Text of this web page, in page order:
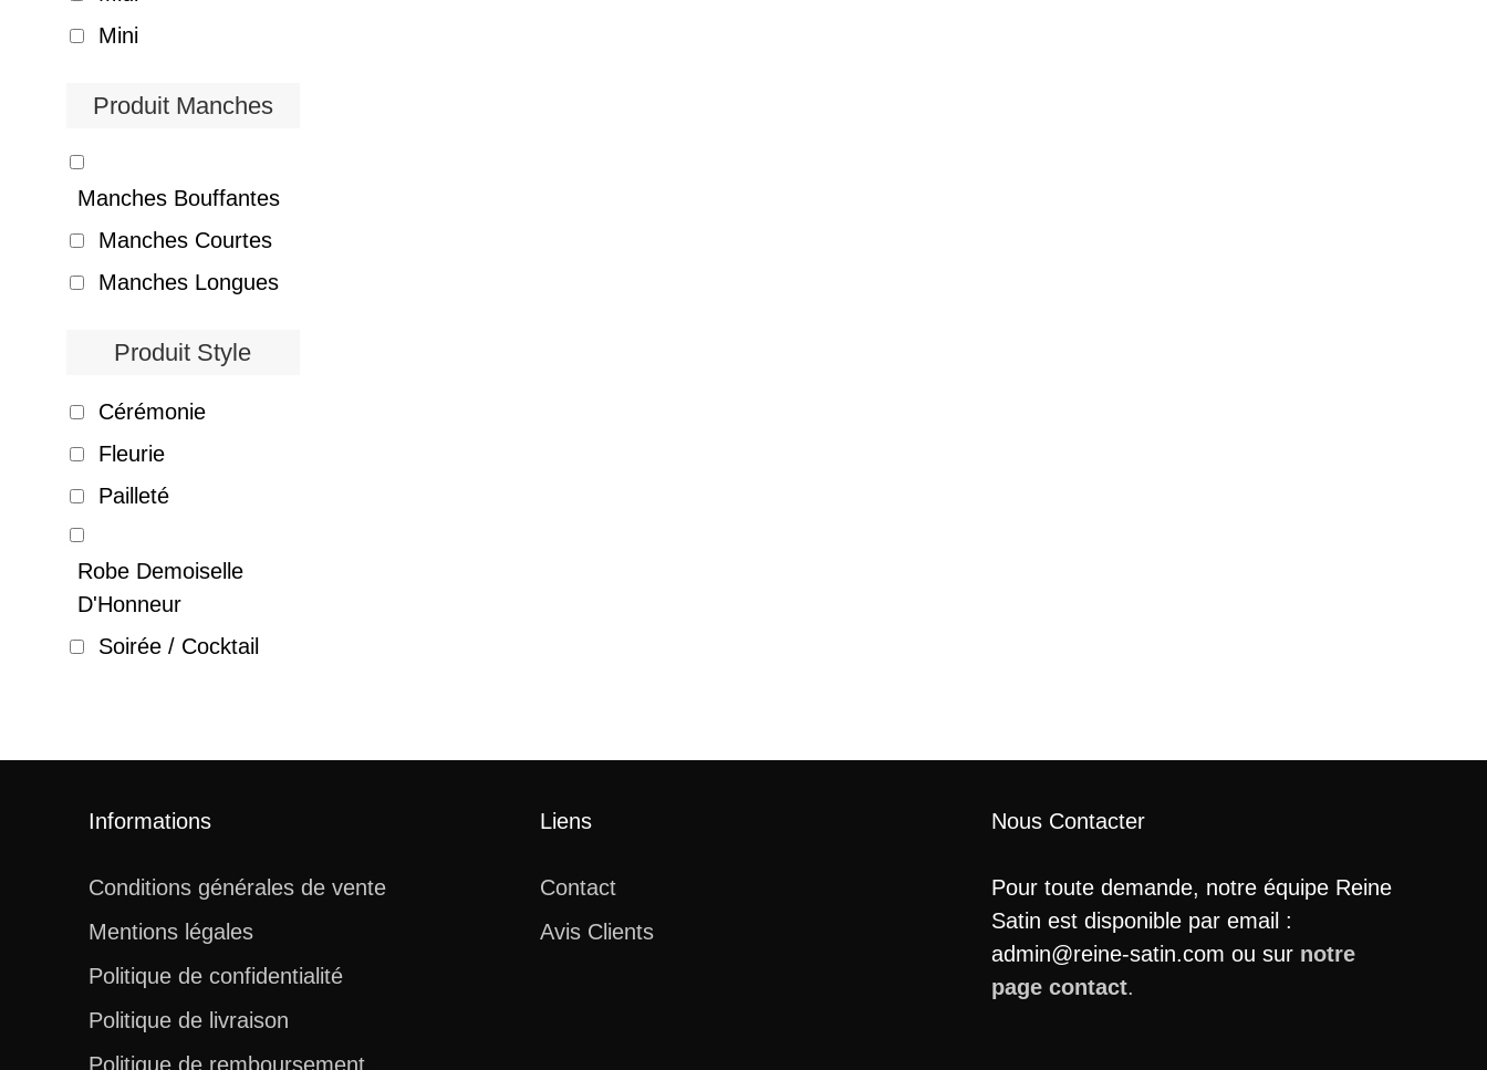
Mini
Produit Manches
Manches Bouffantes
Manches Courtes
Manches Longues
Produit Style
Cérémonie
Fleurie
Pailleté
Robe Demoiselle
D'Honneur
Soirée / Cocktail
Informations
Conditions générales de vente
Mentions légales
Politique de confidentialité
Politique de livraison
Politique de remboursement
Liens
Contact
Avis Clients
Nous Contacter
Pour toute demande, notre équipe Reine
Satin est disponible par email :
admin@reine-satin.com ou sur notre
page contact.